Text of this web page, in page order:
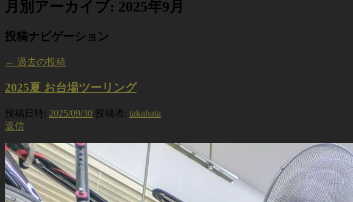
月別アーカイブ: 2025年9月
投稿ナビゲーション
← 過去の投稿
2025夏 お台場ツーリング
投稿日時: 2025/09/30 投稿者: takahata
返信